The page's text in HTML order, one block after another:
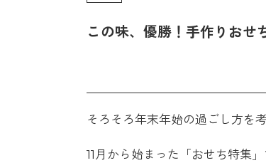
この味、優勝！手作りおせ
そろそろ年末年始の過ごし方を
11月から始まった「おせち特集